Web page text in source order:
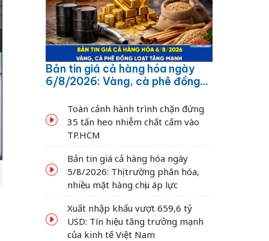
Bản tin giá cả hàng hóa ngày
6/8/2026: Vàng, cà phê đồng
Toàn cảnh hành trình chặn đứng
35 tấn heo nhiễm chất cấm vào
TP.HCM
Bản tin giá cả hàng hóa ngày
5/8/2026: Thị trường phân hóa,
nhiều mặt hàng chịu áp lực
Xuất nhập khẩu vượt 659,6 tỷ
USD: Tín hiệu tăng trưởng mạnh
của kinh tế Việt Nam